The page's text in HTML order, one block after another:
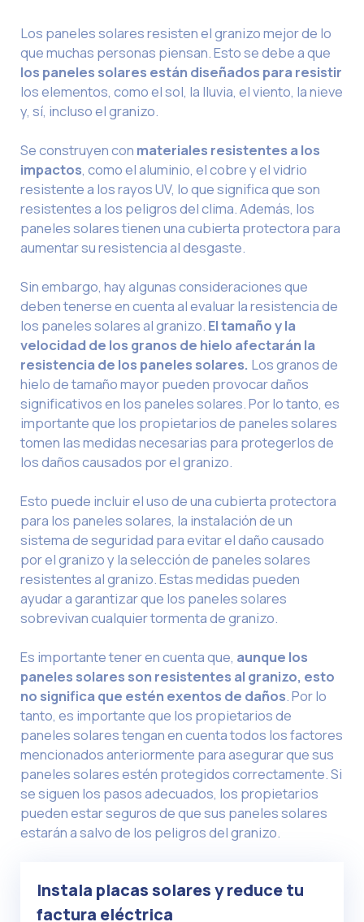
Los paneles solares resisten el granizo mejor de lo
que muchas personas piensan. Esto se debe a que
los paneles solares están diseñados para resistir
los elementos, como el sol, la lluvia, el viento, la nieve
y, sí, incluso el granizo.
Se construyen con materiales resistentes a los
impactos, como el aluminio, el cobre y el vidrio
resistente a los rayos UV, lo que significa que son
resistentes a los peligros del clima. Además, los
paneles solares tienen una cubierta protectora para
aumentar su resistencia al desgaste.
Sin embargo, hay algunas consideraciones que
deben tenerse en cuenta al evaluar la resistencia de
los paneles solares al granizo. El tamaño y la
velocidad de los granos de hielo afectarán la
resistencia de los paneles solares. Los granos de
hielo de tamaño mayor pueden provocar daños
significativos en los paneles solares. Por lo tanto, es
importante que los propietarios de paneles solares
tomen las medidas necesarias para protegerlos de
los daños causados por el granizo.
Esto puede incluir el uso de una cubierta protectora
para los paneles solares, la instalación de un
sistema de seguridad para evitar el daño causado
por el granizo y la selección de paneles solares
resistentes al granizo. Estas medidas pueden
ayudar a garantizar que los paneles solares
sobrevivan cualquier tormenta de granizo.
Es importante tener en cuenta que, aunque los
paneles solares son resistentes al granizo, esto
no significa que estén exentos de daños. Por lo
tanto, es importante que los propietarios de
paneles solares tengan en cuenta todos los factores
mencionados anteriormente para asegurar que sus
paneles solares estén protegidos correctamente. Si
se siguen los pasos adecuados, los propietarios
pueden estar seguros de que sus paneles solares
estarán a salvo de los peligros del granizo.
Instala placas solares y reduce tu
factura eléctrica